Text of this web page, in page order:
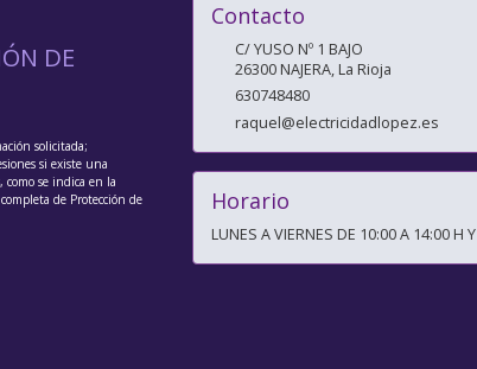
DE
solicitada;
si existe una
como se indica en la
de Protección de
Contacto
C/ YUSO Nº 1 BAJO
26300NAJERA,La Rioja
630748480
raquel@electricidadlopez.es
Horario
LUNES A VIERNES DE 10:00 A 14:00 H